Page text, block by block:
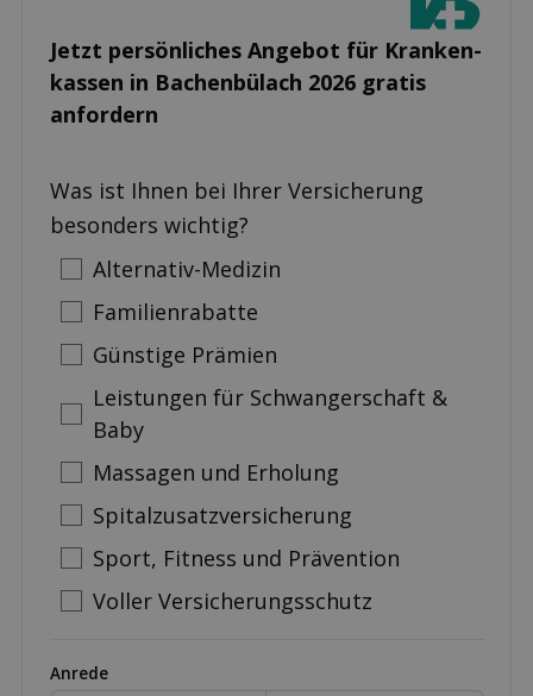
Jetzt persönliches Angebot für Kranken­
kassen in Bachenbülach 2026 gratis
anfordern
Was ist Ihnen bei Ihrer Versicherung
besonders wichtig?
Alternativ-Medizin
Familienrabatte
Günstige Prämien
Leistungen für Schwangerschaft &
Baby
Massagen und Erholung
Spitalzusatzversicherung
Sport, Fitness und Prävention
Voller Versicherungsschutz
Anrede